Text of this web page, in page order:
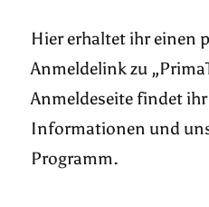
Hier erhaltet ihr einen
Anmeldelink zu
Anmeldeseite findet
Informationen und
Programm.